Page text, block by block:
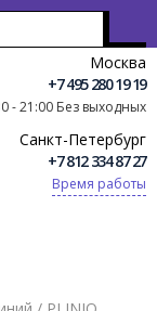
Москва
+7 495 280 19 19
- 21:00 Без выходных
Санкт-Петербург
+7 812 334 87 27
Время работы